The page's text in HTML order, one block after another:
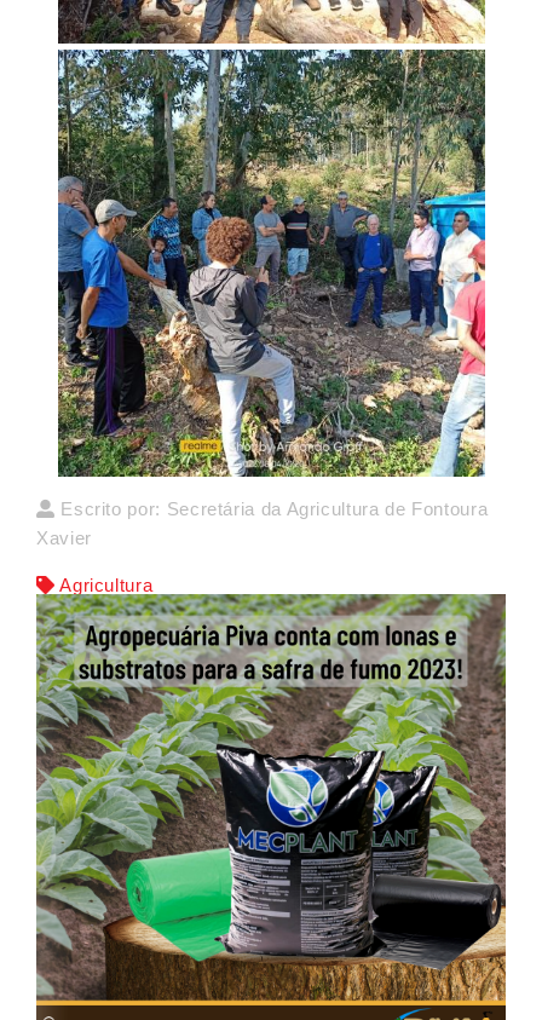
Escrito por: Secretária da Agricultura de Fontoura
Xavier
Agricultura